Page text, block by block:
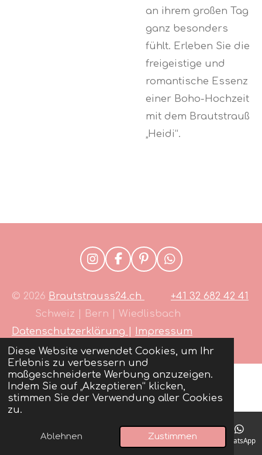
Diese Website verwendet Cookies, um Ihr
Erlebnis zu verbessern und
maßgeschneiderte Werbung anzuzeigen.
Indem Sie auf „Akzeptieren“ klicken,
stimmen Sie der Verwendung aller Cookies
zu.
Ablehnen Zustimmen
an ihrem großen Tag
ganz besonders
fühlt. Erleben Sie die
freigeistige und
romantische Essenz
einer Boho-Hochzeit
mit dem Brautstrauß
„Heidi“.
I
n
t
a
r
m
F
a
e
b
o
k
P
i
t
e
e
t
W
h
t
s
p
© 2026 Brautstrauss24.ch
+41 32 682 42 41
Schweiz | Bern | Wiedlisbach
Datenschutzerklärung
Impressum
E-Mail Telefon Instagram WhatsApp